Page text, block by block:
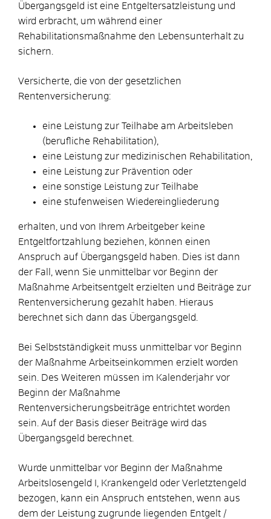
Übergangsgeld ist eine Entgeltersatzleistung und
wird erbracht, um während einer
Rehabilitationsmaßnahme den Lebensunterhalt zu
sichern.
Versicherte, die von der gesetzlichen
Rentenversicherung:
eine Leistung zur Teilhabe am Arbeitsleben
(berufliche Rehabilitation),
eine Leistung zur medizinischen Rehabilitation,
eine Leistung zur Prävention oder
eine sonstige Leistung zur Teilhabe
eine stufenweisen Wiedereingliederung
erhalten, und von Ihrem Arbeitgeber keine
Entgeltfortzahlung beziehen, können einen
Anspruch auf Übergangsgeld haben. Dies ist dann
der Fall, wenn Sie unmittelbar vor Beginn der
Maßnahme Arbeitsentgelt erzielten und Beiträge zur
Rentenversicherung gezahlt haben. Hieraus
berechnet sich dann das Übergangsgeld.
Bei Selbstständigkeit muss unmittelbar vor Beginn
der Maßnahme Arbeitseinkommen erzielt worden
sein. Des Weiteren müssen im Kalenderjahr vor
Beginn der Maßnahme
Rentenversicherungsbeiträge entrichtet worden
sein. Auf der Basis dieser Beiträge wird das
Übergangsgeld berechnet.
Wurde unmittelbar vor Beginn der Maßnahme
Arbeitslosengeld I, Krankengeld oder Verletztengeld
bezogen, kann ein Anspruch entstehen, wenn aus
dem der Leistung zugrunde liegenden Entgelt /